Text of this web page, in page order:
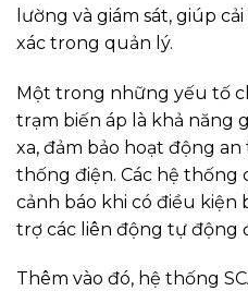
lường và giám sát, giúp
xác trong quản lý.
Một trong những yếu tố
trạm biến áp là khả năng
xa, đảm bảo hoạt động
thống điện. Các hệ thống
cảnh báo khi có điều
trợ các liên động tự động
Thêm vào đó, hệ thống